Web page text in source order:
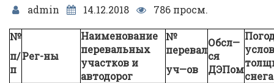
admin 14.12.2018 786 просм.
№
п/
п
Рег-ны
Наименование
перевальных
участков и
автодорог
№
перевал
уч—ов
Обсл—
ся
ДЭПом
снега